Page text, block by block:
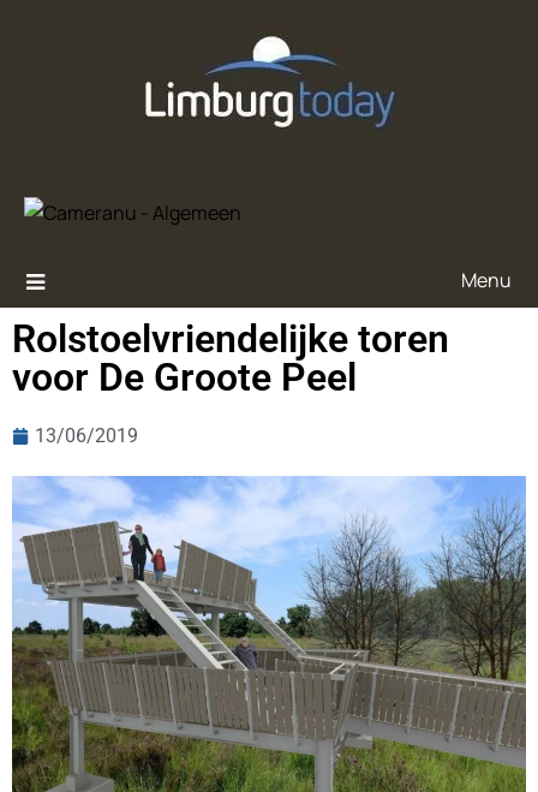
Menu
Rolstoelvriendelijke toren
voor De Groote Peel
13/06/2019